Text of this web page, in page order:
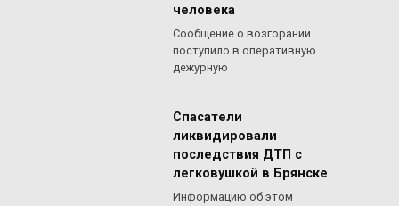
человека
Сообщение о возгорании
поступило в оперативную
дежурную
Спасатели
ликвидировали
последствия ДТП с
легковушкой в Брянске
Информацию об этом